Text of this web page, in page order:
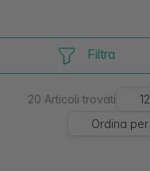
Filtra
20 Articoli trovati 12
Ordina per